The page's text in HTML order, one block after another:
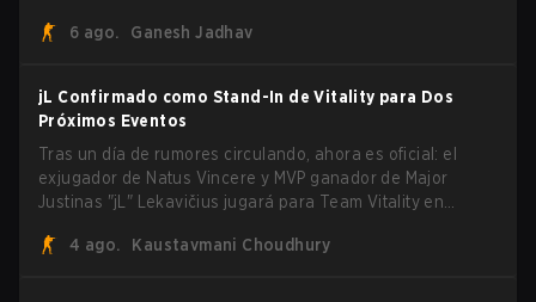
6 ago.
Ganesh Jadhav
jL Confirmado como Stand-In de Vitality para Dos
Próximos Eventos
Tras un día de rumores circulando, ahora es oficial: el
exjugador de Natus Vincere y MVP ganador de Major
Justinas "jL" Lekavičius jugará para Team Vitality en
lituano dio la noticia él mismo en stream, bromeando:
4 ago. Kaustavmani Choudhury